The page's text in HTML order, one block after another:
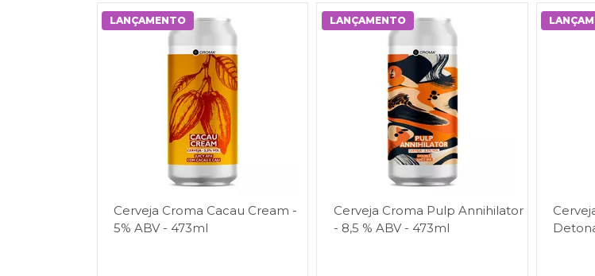
LANÇAMENTO
Cerveja Croma Cacau Cream -
5% ABV - 473ml
LANÇAMENTO
Cerveja Croma Pulp Annihilator
- 8,5 % ABV - 473ml